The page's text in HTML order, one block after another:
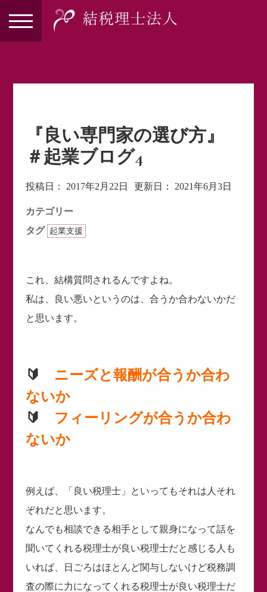
『良い専門家の選び方』
＃起業ブログ4
投稿日： 2017年2月22日 更新日： 2021年6月3日
カテゴリー
タグ
起業支援
これ、結構質問されるんですよね。
私は、良い悪いというのは、合うか合わないかだ
と思います。
🔰 ニーズと報酬が合うか合わ
ないか
🔰 フィーリングが合うか合わ
ないか
例えば、「良い税理士」といってもそれは人それ
ぞれだと思います。
なんでも相談できる相手として親身になって話を
聞いてくれる税理士が良い税理士だと感じる人も
いれば、日ごろはほとんど関与しないけど税務調
査の際に力になってくれる税理士が良い税理士だ